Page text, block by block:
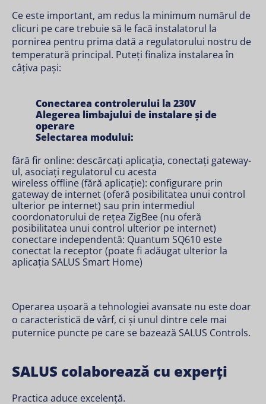
Ce este important, am redus la minimum numărul de
clicuri pe care trebuie să le facă instalatorul la
pornirea pentru prima dată a regulatorului nostru de
temperatură principal. Puteți finaliza instalarea în
câțiva pași:
Conectarea controlerului la 230V
Alegerea limbajului de instalare și de
operare
Selectarea modului:
fără fir online: descărcați aplicația, conectați gateway-
ul, asociați regulatorul cu acesta
wireless offline (fără aplicație): configurare prin
gateway de internet (oferă posibilitatea unui control
ulterior pe internet) sau prin intermediul
coordonatorului de rețea ZigBee (nu oferă
posibilitatea unui control ulterior pe internet)
conectare independentă: Quantum SQ610 este
conectat la receptor (poate fi adăugat ulterior la
aplicația SALUS Smart Home)
Operarea ușoară a tehnologiei avansate nu este doar
o caracteristică de vârf, ci și unul dintre cele mai
puternice puncte pe care se bazează SALUS Controls.
SALUS colaborează cu experți
Practica aduce excelență.